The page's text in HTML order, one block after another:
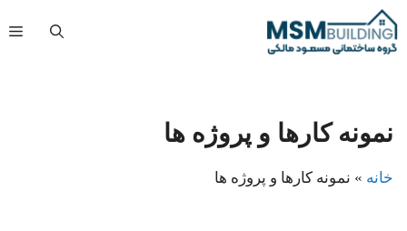
رفتن
محتوا
نمونه کارها و پروژه ها
خانه » نمونه کارها و پروژه ها